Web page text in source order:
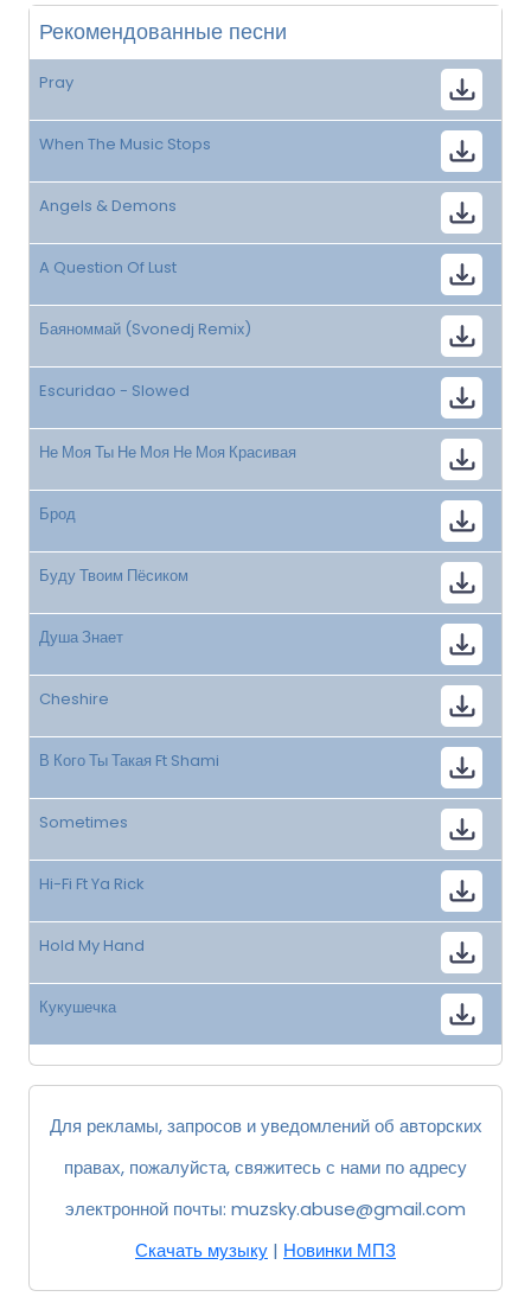
Рекомендованные песни
Pray
When The Music Stops
Angels & Demons
A Question Of Lust
Баяноммай (Svonedj Remix)
Escuridao - Slowed
Не Моя Ты Не Моя Не Моя Красивая
Брод
Буду Твоим Пёсиком
Душа Знает
Cheshire
В Кого Ты Такая Ft Shami
Sometimes
Hi-Fi Ft Ya Rick
Hold My Hand
Кукушечка
Для рекламы, запросов и уведомлений об авторских
правах, пожалуйста, свяжитесь с нами по адресу
электронной почты: muzsky.abuse@gmail.com
Скачать музыку | Новинки МП3